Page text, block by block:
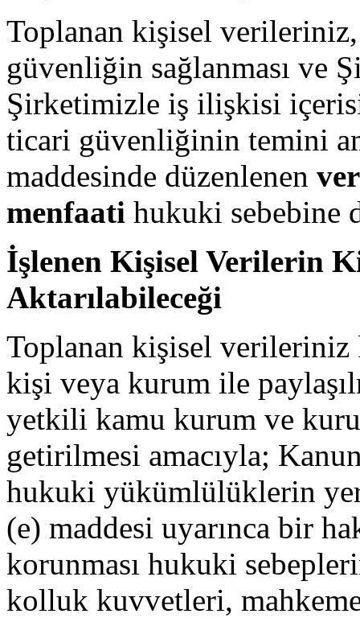
Toplanan kişisel
güvenliğin sağlanması ve
Şirketimizle iş ilişkisi
ticari güvenliğinin temini
maddesinde düzenlenen
menfaati hukuki sebebine
İşlenen Kişisel Verilerin
Aktarılabileceği
Toplanan kişisel
kişi veya kurum ile
yetkili kamu kurum ve
getirilmesi amacıyla;
hukuki yükümlülüklerin
(e) maddesi uyarınca bir
korunması hukuki
kolluk kuvvetleri,